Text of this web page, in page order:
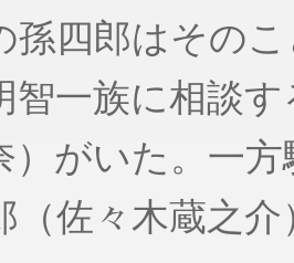
孫四郎はその
智一族に相談
）がいた。一
（佐々木蔵之